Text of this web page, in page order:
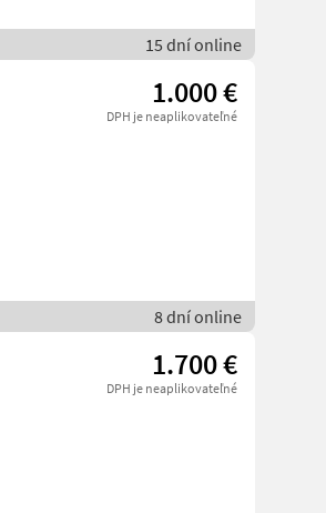
15 dní online
1.000 €
DPH je neaplikovateľné
8 dní online
1.700 €
DPH je neaplikovateľné